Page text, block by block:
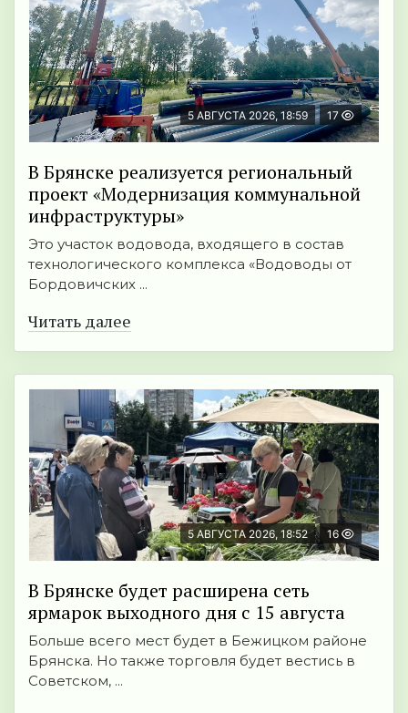
5 АВГУСТА 2026, 18:59 17
В Брянске реализуется региональный
проект «Модернизация коммунальной
инфраструктуры»
Это участок водовода, входящего в состав
технологического комплекса «Водоводы от
Бордовичских ...
Читать далее
5 АВГУСТА 2026, 18:52 16
В Брянске будет расширена сеть
ярмарок выходного дня с 15 августа
Больше всего мест будет в Бежицком районе
Брянска. Но также торговля будет вестись в
Советском, ...